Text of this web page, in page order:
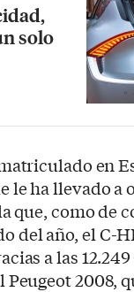
solo
en
le ha llevado a
que, como de
del año, el C-
a las
2008,